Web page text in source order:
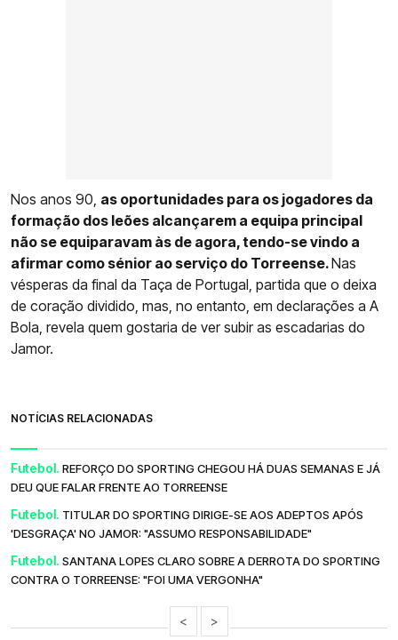
Nos anos 90, as oportunidades para os jogadores da
formação dos leões alcançarem a equipa principal
não se equiparavam às de agora, tendo-se vindo a
afirmar como sénior ao serviço do Torreense.Nas
vésperas da final da Taça de Portugal, partida que o deixa
de coração dividido, mas, no entanto, em declarações a A
Bola, revela quem gostaria de ver subir as escadarias do
Jamor.
NOTÍCIAS RELACIONADAS
Futebol. REFORÇO DO SPORTING CHEGOU HÁ DUAS SEMANAS E JÁ
DEU QUE FALAR FRENTE AO TORREENSE
Futebol. TITULAR DO SPORTING DIRIGE-SE AOS ADEPTOS APÓS
'DESGRAÇA' NO JAMOR: "ASSUMO RESPONSABILIDADE"
Futebol. SANTANA LOPES CLARO SOBRE A DERROTA DO SPORTING
CONTRA O TORREENSE: "FOI UMA VERGONHA"
< >